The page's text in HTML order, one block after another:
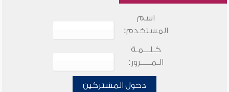
اسم
المستخدم:
كـلـــمـة
الـمـــــرور:
دخول المشتركين